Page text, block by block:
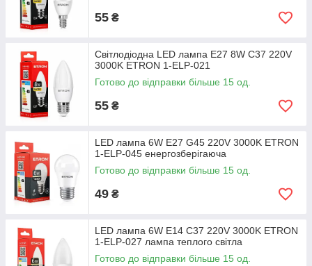
55 ₴
Світлодіодна LED лампа E27 8W C37 220V
3000K ETRON 1-ELP-021
Готово до відправки більше 15 од.
55 ₴
LED лампа 6W E27 G45 220V 3000K ETRON
1-ELP-045 енергозберігаюча
Готово до відправки більше 15 од.
49 ₴
LED лампа 6W E14 C37 220V 3000K ETRON
1-ELP-027 лампа теплого світла
Готово до відправки більше 15 од.